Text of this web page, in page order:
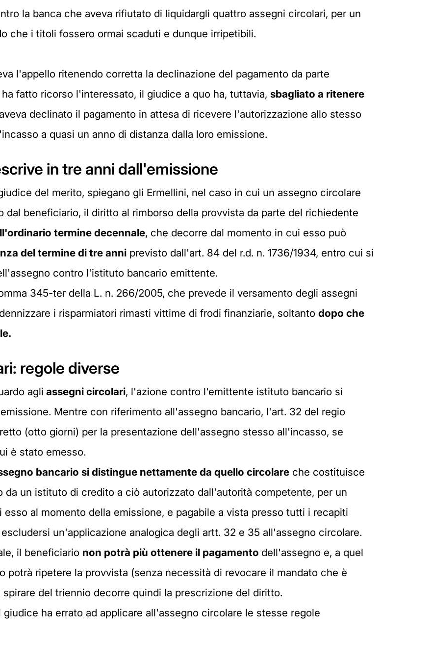
la banca che aveva rifiutato di liquidargli quattro assegni circolari, per un
che i titoli fossero ormai scaduti e dunque irripetibili.
l'appello ritenendo corretta la declinazione del pagamento da parte
fatto ricorso l'interessato, il giudice a quo ha, tuttavia, sbagliato a ritenere
declinato il pagamento in attesa di ricevere l'autorizzazione allo stesso
a quasi un anno di distanza dalla loro emissione.
in tre anni dall'emissione
del merito, spiegano gli Ermellini, nel caso in cui un assegno circolare
beneficiario, il diritto al rimborso della provvista da parte del richiedente
termine decennale, che decorre dal momento in cui esso può
del termine di tre anni previsto dall'art. 84 del r.d. n. 1736/1934, entro cui si
contro l'istituto bancario emittente.
345-ter della L. n. 266/2005, che prevede il versamento degli assegni
i risparmiatori rimasti vittime di frodi finanziarie, soltanto dopo che
regole diverse
agli assegni circolari, l'azione contro l'emittente istituto bancario si
Mentre con riferimento all'assegno bancario, l'art. 32 del regio
(otto giorni) per la presentazione dell'assegno stesso all'incasso, se
è stato emesso.
bancario si distingue nettamente da quello circolare che costituisce
un istituto di credito a ciò autorizzato dall'autorità competente, per un
al momento della emissione, e pagabile a vista presso tutti i recapiti
un'applicazione analogica degli artt. 32 e 35 all'assegno circolare.
il beneficiario non potrà più ottenere il pagamento dell'assegno e, a quel
potrà ripetere la provvista (senza necessità di revocare il mandato che è
del triennio decorre quindi la prescrizione del diritto.
ha errato ad applicare all'assegno circolare le stesse regole